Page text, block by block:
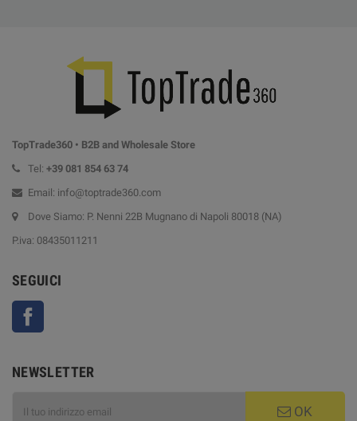
TopTrade360 • B2B and Wholesale Store
Tel: +39 081 854 63 74
Email: info@toptrade360.com
Dove Siamo: P. Nenni 22B Mugnano di Napoli 80018 (NA)
P.iva: 08435011211
SEGUICI
NEWSLETTER
OK